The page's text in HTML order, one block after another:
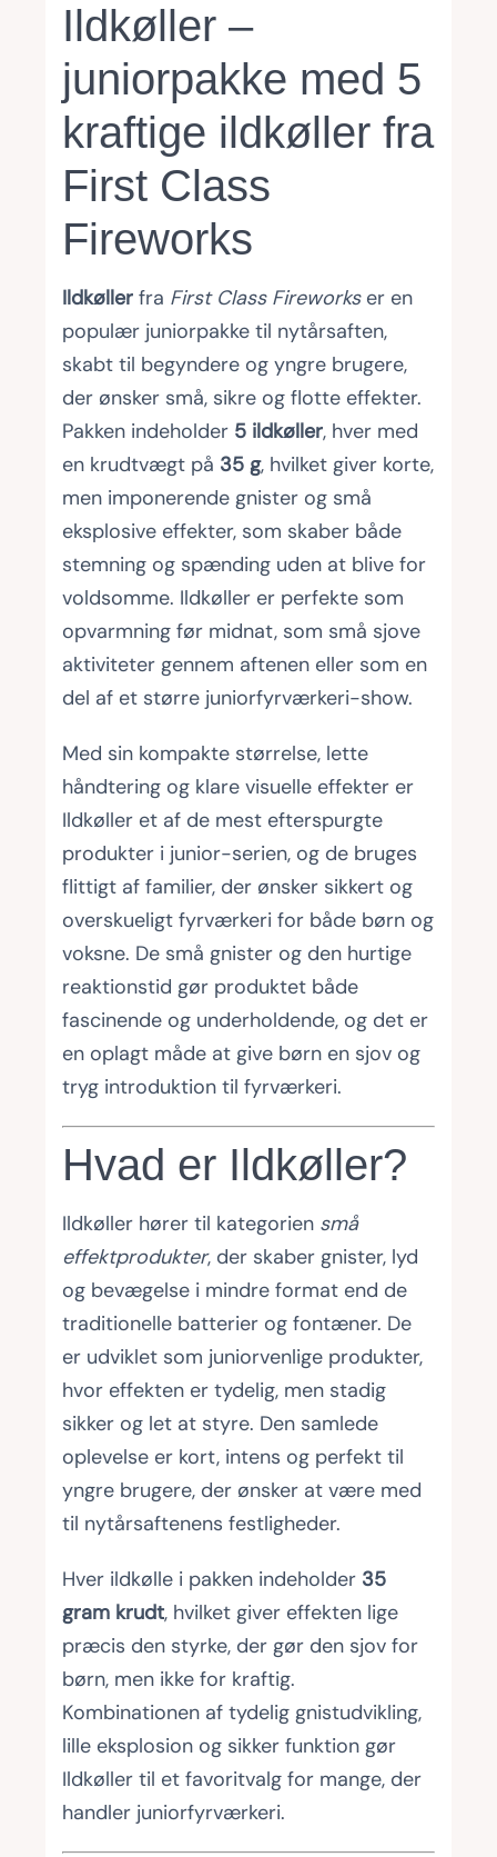
Ildkøller –
juniorpakke med 5
kraftige ildkøller fra
First Class
Fireworks
Ildkøllerfra First Class Fireworkser en
populær juniorpakke til nytårsaften,
skabt til begyndere og yngre brugere,
der ønsker små, sikre og flotte effekter.
Pakken indeholder 5 ildkøller, hver med
en krudtvægt på 35 g, hvilket giver korte,
men imponerende gnister og små
eksplosive effekter, som skaber både
stemning og spænding uden at blive for
voldsomme. Ildkøller er perfekte som
opvarmning før midnat, som små sjove
aktiviteter gennem aftenen eller som en
del af et større juniorfyrværkeri-show.
Med sin kompakte størrelse, lette
håndtering og klare visuelle effekter er
Ildkøller et af de mest efterspurgte
produkter i junior-serien, og de bruges
flittigt af familier, der ønsker sikkert og
overskueligt fyrværkeri for både børn og
voksne. De små gnister og den hurtige
reaktionstid gør produktet både
fascinende og underholdende, og det er
en oplagt måde at give børn en sjov og
tryg introduktion til fyrværkeri.
Hvad er Ildkøller?
Ildkøller hører til kategorien små
effektprodukter, der skaber gnister, lyd
og bevægelse i mindre format end de
traditionelle batterier og fontæner. De
er udviklet som juniorvenlige produkter,
hvor effekten er tydelig, men stadig
sikker og let at styre. Den samlede
oplevelse er kort, intens og perfekt til
yngre brugere, der ønsker at være med
til nytårsaftenens festligheder.
Hver ildkølle i pakken indeholder 35
gram krudt, hvilket giver effekten lige
præcis den styrke, der gør den sjov for
børn, men ikke for kraftig.
Kombinationen af tydelig gnistudvikling,
lille eksplosion og sikker funktion gør
Ildkøller til et favoritvalg for mange, der
handler juniorfyrværkeri.